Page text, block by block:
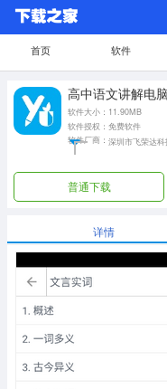
首页 软件
高中语文讲解电
软件大小：11.90MB
软件授权：免费软件
软件厂商： 深圳市飞荣达
普通下载
详情